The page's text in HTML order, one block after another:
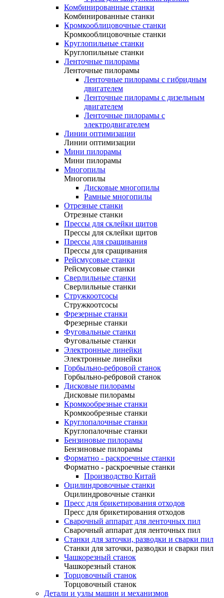
Комбинированные станки
Комбинированные станки
Кромкооблицовочные станки
Кромкооблицовочные станки
Круглопильные станки
Круглопильные станки
Ленточные пилорамы
Ленточные пилорамы
Ленточные пилорамы с гибридным
двигателем
Ленточные пилорамы с дизельным
двигателем
Ленточные пилорамы с
электродвигателем
Линии оптимизации
Линии оптимизации
Мини пилорамы
Мини пилорамы
Многопилы
Многопилы
Дисковые многопилы
Рамные многопилы
Отрезные станки
Отрезные станки
Прессы для склейки щитов
Прессы для склейки щитов
Прессы для сращивания
Прессы для сращивания
Рейсмусовые станки
Рейсмусовые станки
Сверлильные станки
Сверлильные станки
Стружкоотсосы
Стружкоотсосы
Фрезерные станки
Фрезерные станки
Фуговальные станки
Фуговальные станки
Электронные линейки
Электронные линейки
Горбыльно-ребровой станок
Горбыльно-ребровой станок
Дисковые пилорамы
Дисковые пилорамы
Кромкообрезные станки
Кромкообрезные станки
Круглопалочные станки
Круглопалочные станки
Бензиновые пилорамы
Бензиновые пилорамы
Форматно - раскроечные станки
Форматно - раскроечные станки
Производство Китай
Оцилиндровочные станки
Оцилиндровочные станки
Пресс для брикетирования отходов
Пресс для брикетирования отходов
Сварочный аппарат для ленточных пил
Сварочный аппарат для ленточных пил
Станки для заточки, разводки и сварки пил
Станки для заточки, разводки и сварки пил
Чашкорезный станок
Чашкорезный станок
Торцовочный станок
Торцовочный станок
Детали и узлы машин и механизмов